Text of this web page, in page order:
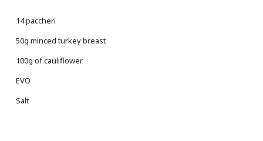
14 paccheri
50g minced turkey breast
100g of cauliflower
EVO
Salt